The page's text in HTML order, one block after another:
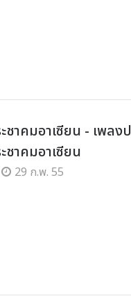
ชาคมอาเซียน - เพล
ชาคมอาเซียน
29 ก.พ. 55